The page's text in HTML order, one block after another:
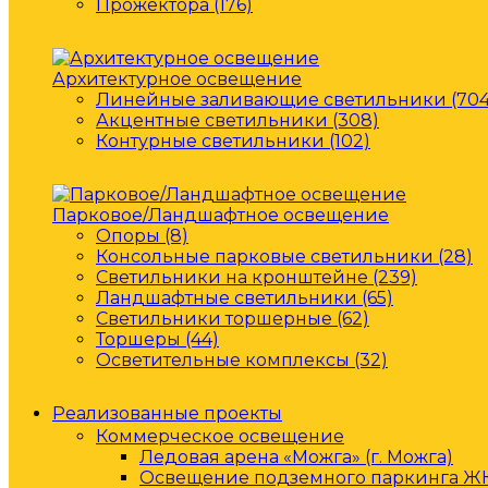
Прожектора (176)
Архитектурное освещение
Линейные заливающие светильники
Акцентные светильники (308)
Контурные светильники (102)
Парковое/Ландшафтное освещение
Опоры (8)
Консольные парковые светильники (28)
Светильники на кронштейне (239)
Ландшафтные светильники (65)
Светильники торшерные (62)
Торшеры (44)
Осветительные комплексы (32)
Реализованные проекты
Коммерческое освещение
Ледовая арена «Можга» (г. Можга)
Освещение подземного паркинга